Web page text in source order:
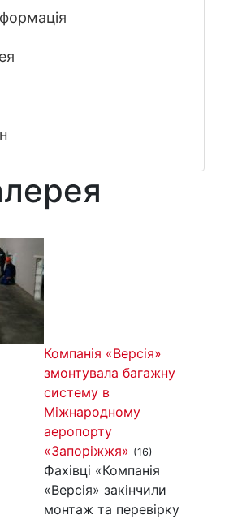
Компанія «Версія»
змонтувала багажну
систему в
Міжнародному
аеропорту
«Запоріжжя» (16)
Фахівці «Компанія
«Версія» закінчили
монтаж та перевірку